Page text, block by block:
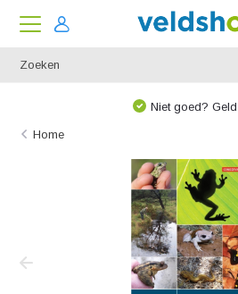
Niet goed?
Home